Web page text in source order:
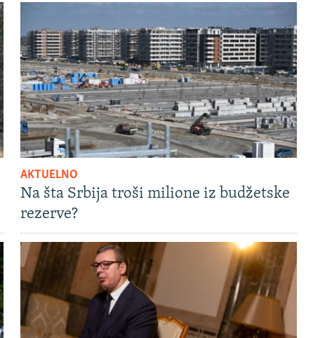
AKTUELNO
Na šta Srbija troši milione iz budžetske
rezerve?